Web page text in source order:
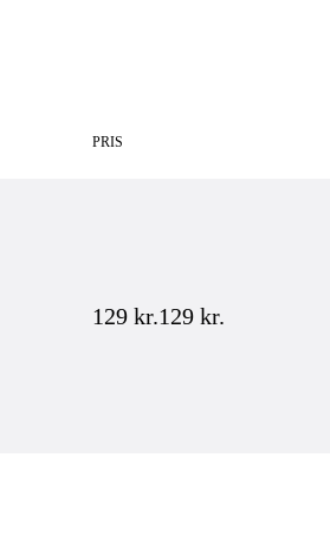
PRIS
129 kr.129 kr.